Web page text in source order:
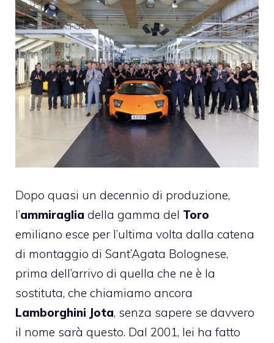
Dopo quasi un decennio di produzione,
l’ammiraglia della gamma del Toro
emiliano esce per l’ultima volta dalla catena
di montaggio di Sant’Agata Bolognese,
prima dell’arrivo di quella che ne è la
sostituta, che chiamiamo ancora
Lamborghini Jota, senza sapere se davvero
il nome sarà questo. Dal 2001, lei ha fatto